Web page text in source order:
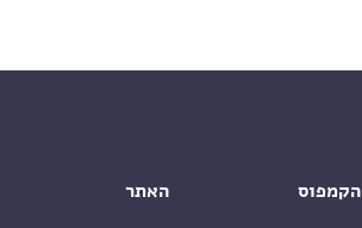
הקמפוס האתר